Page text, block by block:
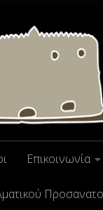
Επικοινωνία